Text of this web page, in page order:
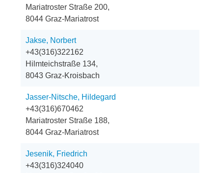
Mariatroster Straße 200,
8044 Graz-Mariatrost
Jakse, Norbert
+43(316)322162
Hilmteichstraße 134,
8043 Graz-Kroisbach
Jasser-Nitsche, Hildegard
+43(316)670462
Mariatroster Straße 188,
8044 Graz-Mariatrost
Jesenik, Friedrich
+43(316)324040